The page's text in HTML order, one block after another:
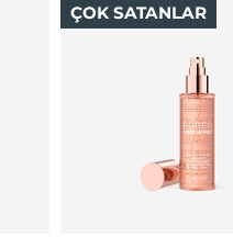
ÇOK SATANLAR